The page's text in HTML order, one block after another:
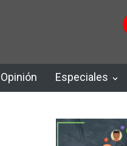
Opinión Especiales